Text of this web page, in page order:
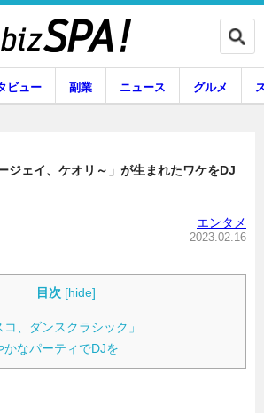
専門家インタビュー
ビュー 副業 ニュース グルメ
ジェイ、ケオリ～」が生まれたワケをDJ
エンタメ
2023.02.16
目次 [hide]
、ダンスクラシック」
なパーティでDJを